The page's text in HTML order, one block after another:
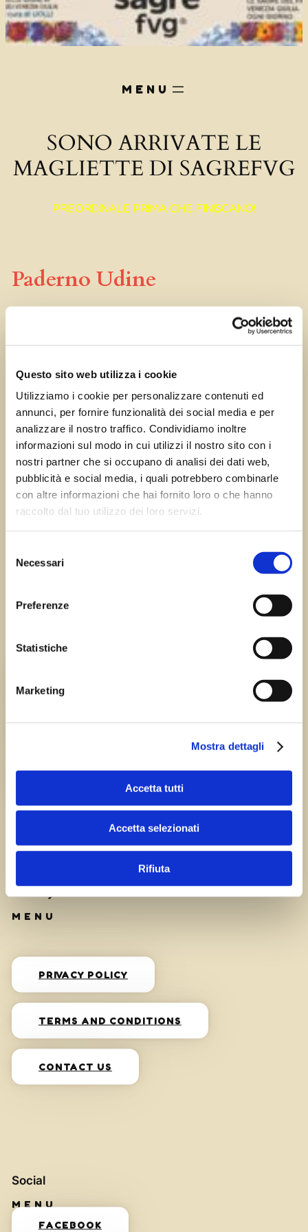
Questo sito web utilizza i cookie
Utilizziamo i cookie per personalizzare contenuti ed
annunci, per fornire funzionalità dei social media e per
analizzare il nostro traffico. Condividiamo inoltre
informazioni sul modo in cui utilizzi il nostro sito con i
nostri partner che si occupano di analisi dei dati web,
pubblicità e social media, i quali potrebbero combinarle
con altre informazioni che hai fornito loro o che hanno
raccolto dal tuo utilizzo dei loro servizi.
delNecessari
Preferenze
Statistiche
Marketing
Mostra dettagli
Accetta tutti
Accetta selezionati
Rifiuta
SONO ARRIVATE LE
MAGLIETTE DI SAGREFVG
PREORDINALE PRIMA CHE FINISCANO!
Paderno Udine
← Precedente:
Sant’Andrea Gorizia
Successivo:
Trieste
→
Errore:Modulo di contatto non trovato.
Chi siamo
TEAM
PRIVACY POLICY
TERMS AND CONDITIONS
CONTACT US
Social
FACEBOOK